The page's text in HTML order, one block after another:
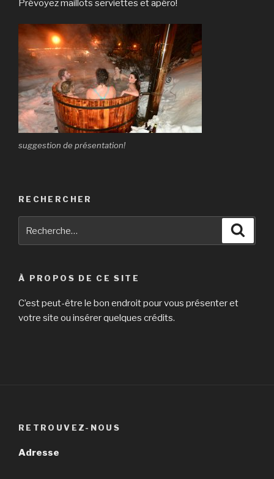
Prévoyez maillots serviettes et apéro!
suggestion de présentation!
RECHERCHER
À PROPOS DE CE SITE
C’est peut-être le bon endroit pour vous présenter et
votre site ou insérer quelques crédits.
RETROUVEZ-NOUS
Adresse